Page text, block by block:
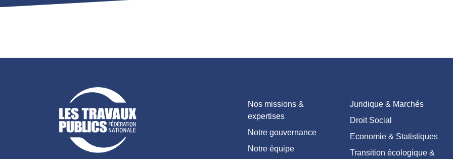
Nos missions &
expertises
Notre gouvernance
Notre équipe
Juridique & Marchés
Droit Social
Economie & Statistiques
Transition écologique &